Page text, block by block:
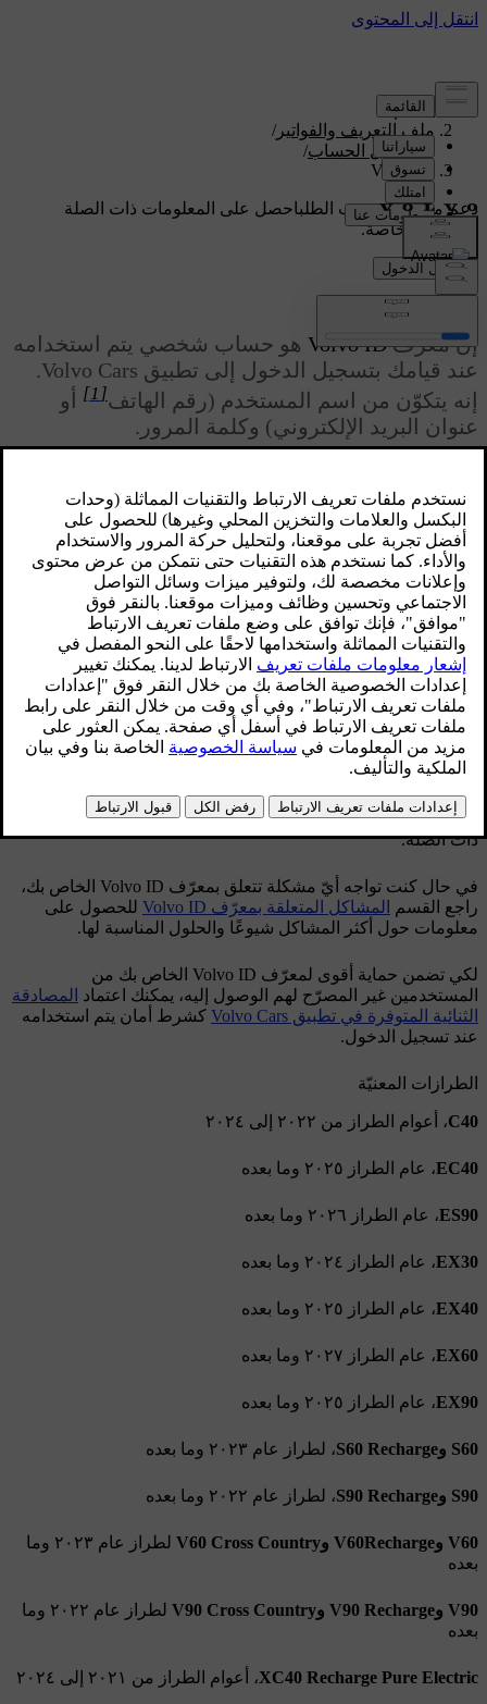
الدعم/
ملف التعريف والفواتير/
تفاصيل الحساب/
Volvo ID
دعم مخصص حسب الطلباحصل على المعلومات ذات الصلة
بسيارتك الخاصة.
تسجيل الدخول
إنّ معرّفVolvo ID هو حساب شخصي يتم استخدامه
عند قيامك بتسجيل الدخول إلى تطبيق Volvo Cars.
إنه يتكوّن من اسم المستخدم (رقم الهاتف[1]
أو
عنوان البريد الإلكتروني) وكلمة المرور.
تنطبق هذه المقالة على الطُّرُز المضّمن بها Google.
يمكنك إنشاء وتغيير معرّفVolvo ID الخاص بك من خلال تطبيق
Volvo Cars أو عبر الموقع الإلكتروني
volvoid.eu.volvocars.com/Account
إنشاء معرّف Volvo ID
تغيير اسم المستخدم أو كلمة المرور المرتبطَين بمعرّف Volvo ID
الخاص بك
بعد أن تكون قد قمت بإنشاء معرّفVolvo ID، يوصى بإضافة
تفاصيل وسيلة اتصال إضافية إلى حسابك. من شأن هذا الإجراء أن
يساعدك على استعادة معرّف
القسمإضافة تفاصيل وسيلة الاتصال لاستعادة الحساب الخاص
بمعرّف Volvo ID
للحصول على المزيد من المعلومات والتعليمات
ذات الصلة.
في حال كنت تواجه أيّ مشكلة تتعلق بمعرّف Volvo ID الخاص بك،
راجع القسم
المشاكل المتعلقة بمعرّف Volvo ID
للحصول على
معلومات حول أكثر المشاكل شيوعًا والحلول المناسبة لها.
لكي تضمن حماية أقوى لمعرّف Volvo ID الخاص بك من
المستخدمين غير المصرّح لهم الوصول إليه، يمكنك اعتماد
المصادقة
الثنائية المتوفرة في تطبيق Volvo Cars
كشرط أمان يتم استخدامه
عند تسجيل الدخول.
الطرازات المعنيّة
C40، أعوام الطراز من ٢٠٢٢ إلى ٢٠٢٤
EC40، عام الطراز ٢٠٢٥ وما بعده
ES90، عام الطراز ٢٠٢٦ وما بعده
EX30، عام الطراز ٢٠٢٤ وما بعده
EX40، عام الطراز ٢٠٢٥ وما بعده
EX60، عام الطراز ٢٠٢٧ وما بعده
EX90، عام الطراز ٢٠٢٥ وما بعده
S60 وS60 Recharge ، لطراز عام ٢٠٢٣ وما بعده
S90 وS90 Recharge ، لطراز عام ٢٠٢٢ وما بعده
V60 وV60Recharge وV60 Cross Country
لطراز عام ٢٠٢٣ وما
بعده
V90 وV90 Recharge وV90 Cross Country
لطراز عام ٢٠٢٢ وما
بعده
XC40 Recharge Pure Electric، أعوام الطراز من ٢٠٢١ إلى ٢٠٢٤